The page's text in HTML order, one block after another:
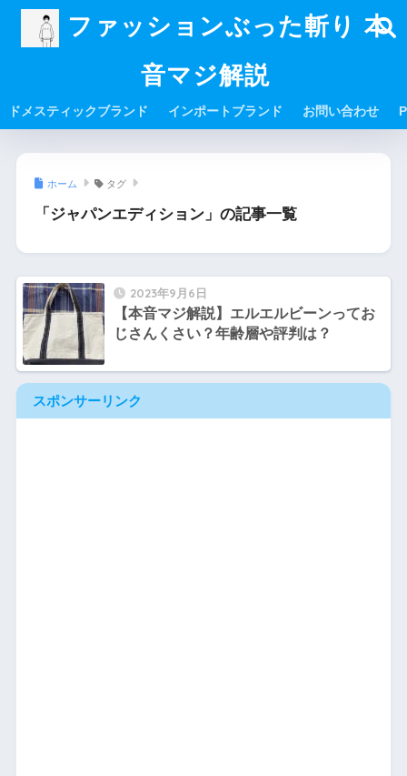
ファッションぶった斬り 本
音マジ解説
ドメスティックブランド インポートブランド お問い合わせ
ホーム タグ
「ジャパンエディション」の記事一覧
2023年9月6日
【本音マジ解説】エルエルビーンってお
じさんくさい？年齢層や評判は？
スポンサーリンク